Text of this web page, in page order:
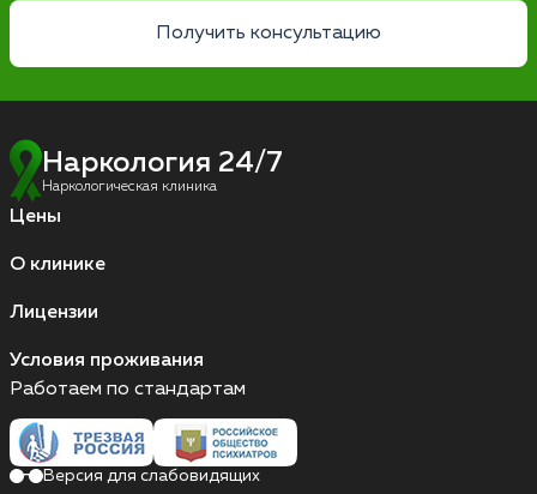
Получить консультацию
Наркология 24/7
Наркологическая клиника
Цены
О клинике
Лицензии
Условия проживания
Работаем по стандартам
Версия для слабовидящих